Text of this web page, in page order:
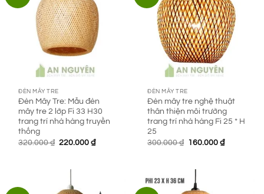
ĐÈN MÂY TRE
Đèn Mây Tre: Mẫu đèn
mây tre 2 lớp Fi 33 H30
trang trí nhà hàng truyền
thống
320.000₫ Giá
220.000₫Giá
ĐÈN MÂY TRE
Đèn mây tre nghệ thuật
thân thiện môi trường
trang trí nhà hàng Fi 25 * H
25
300.000₫ Giá
160.000₫Giá